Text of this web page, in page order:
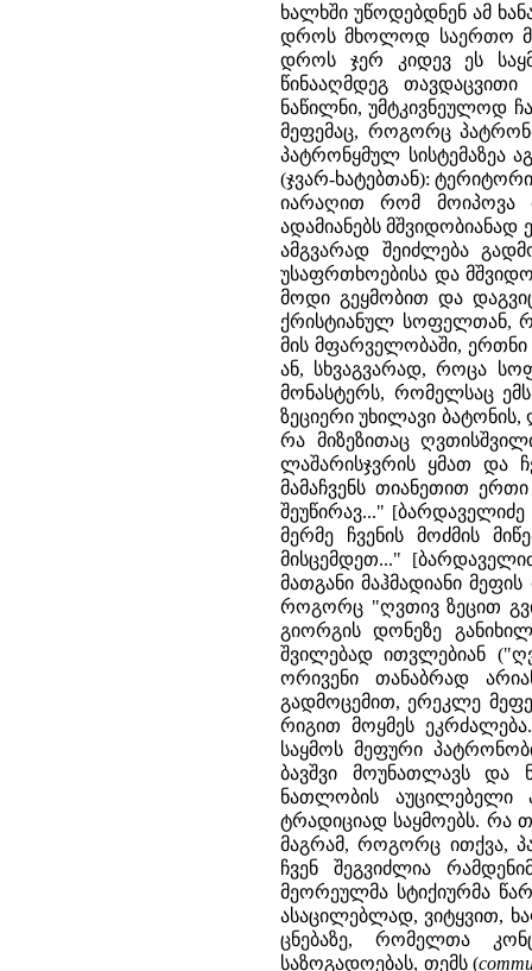
ხალხში უწოდებდნენ ამ
დროს მხოლოდ საერთო
დროს ჯერ კიდევ ეს
წინააღმდეგ
ნაწილნი, უმტკივნეულოდ
მეფემაც, როგორც
პატრონყმულ სისტემაზეა
(ჯვარ-ხატებთან):
იარაღით რომ მოიპოვა
ადამიანებს
ამგვარად შეიძლება
უსაფრთხოებისა და
მოდი გეყმობით და
ქრისტიანულ სოფელთან,
მის მფარველობაში, ერთნი
ან, სხვაგვარად, როცა
მონასტერს, რომელსაც
ზეციერი უხილავი
რა მიზეზითაც
ლაშარისჯვრის ყმათ და
მამაჩვენს თიანეთით
შეუწირავ..."
მერმე ჩვენის მოძმის
მისცემდეთ..."
მათგანი მაჰმადიანი
როგორც "ღვთივ ზეცით
გიორგის დონეზე
შვილებად ითვლებიან
ორივენი თანაბრად
გადმოცემით, ერეკლე
რიგით მოყმეს
საყმოს მეფური
ბავშვი მოუნათლავს და
ნათლობის აუცილებელი
ტრადიციად საყმოებს. რა
მაგრამ, როგორც ითქვა,
ჩვენ შეგვიძლია
მეორეულმა სტიქიურმა
ასაცილებლად, ვიტყვით,
ცნებაზე, რომელთა
საზოგადოებას, თემს (